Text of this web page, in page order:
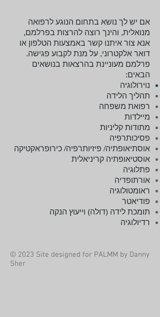
אם יש לך נושא בתחום הנוגע לרפואה
מנואלית, והינך רוצה להרצות בפרלמם,
אנא צור איתנו קשר באמצעות הטלפון או
דואר אלקטרוני, על מנת לקבוע פגישה.
פרלמם מעוניינת בהרצאות בנושאים
הבאים:
נוירולוגיה
תהליך הלידה
רפואת משפחה
מיילדות
מתודות קליניות
פסיכותרפיה
אוסתיאופתיה/ פיזיותרפיה/ כירופראקטיקה
אוסטיאופתיה קריניאלית
פתלוגיה
אורתופדיה
ראומטולוגיה
פודיאטר
תומכת לידה (דולה) וייעוץ הנקה
רדיולוגיה
© 2023 Site designed for PALMM by Danny
Sher